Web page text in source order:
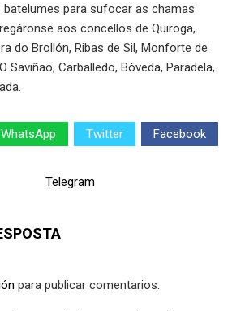
batelumes para sufocar as chamas
aos concellos de Quiroga,
do Brollón, Ribas de Sil, Monforte de
Saviñao, Carballedo, Bóveda, Paradela,
WhatsApp Twitter Facebook
para publicar comentarios.